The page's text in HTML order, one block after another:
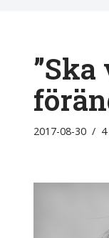
Certifiering
Kurser
2017-08-30